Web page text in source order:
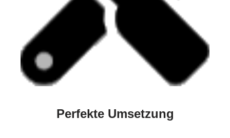
Perfekte Umsetzung